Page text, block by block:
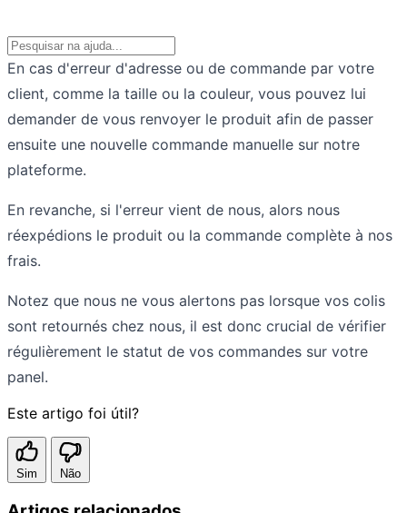
En cas d'erreur d'adresse ou de commande par votre
client, comme la taille ou la couleur, vous pouvez lui
demander de vous renvoyer le produit afin de passer
ensuite une nouvelle commande manuelle sur notre
plateforme.
En revanche, si l'erreur vient de nous, alors nous
réexpédions le produit ou la commande complète à nos
frais.
Notez que nous ne vous alertons pas lorsque vos colis
sont retournés chez nous, il est donc crucial de vérifier
régulièrement le statut de vos commandes sur votre
panel.
Este artigo foi útil?
Sim Não